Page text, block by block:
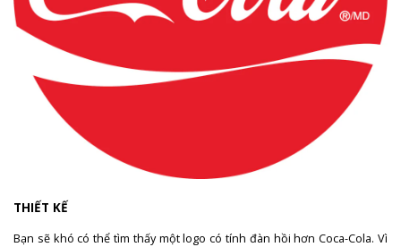
THIẾT KẾ
Bạn sẽ khó có thể tìm thấy một logo có tính đàn hồi hơn Coca-Cola. Vì